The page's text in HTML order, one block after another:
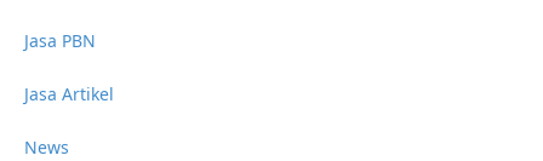
Jasa PBN
Jasa Artikel
News